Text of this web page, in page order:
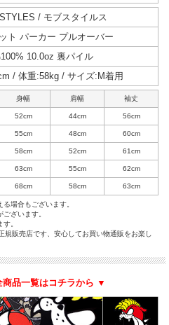
/ モブスタイルス
ト パーカー プルオーバー
10.0oz 裏パイル
/ 体重:58kg / サイズ:M着用
身幅 肩幅 袖丈
52cm 44cm 56cm
55cm 48cm 60cm
58cm 52cm 61cm
63cm 55cm 62cm
68cm 58cm 63cm
場合もございます。
ざいます。
。
販売店です、安心してお買い物通販をお楽し
品一覧はコチラから ▼